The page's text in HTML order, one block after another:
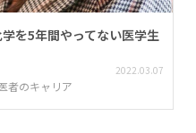
を5年間やってない医学生
2022.03.07
者のキャリア